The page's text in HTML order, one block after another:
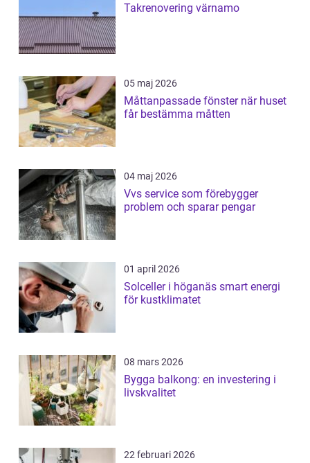
Takrenovering värnamo
05 maj 2026
Måttanpassade fönster när huset
får bestämma måtten
04 maj 2026
Vvs service som förebygger
problem och sparar pengar
01 april 2026
Solceller i höganäs smart energi
för kustklimatet
08 mars 2026
Bygga balkong: en investering i
livskvalitet
22 februari 2026